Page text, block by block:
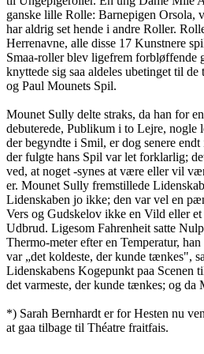
ganske lille Rolle: Barnepigen Orsola,
har aldrig set hende i andre Roller.
Herrenavne, alle disse 17 Kunstnere
Smaa-roller blev ligefrem forbløffende
knyttede sig saa aldeles ubetinget til
og Paul Mounets Spil.
Mounet Sully delte straks, da han for
debuterede, Publikum i to Lejre, nogle
der begyndte i Smil, er dog senere
der fulgte hans Spil var let forklarlig;
ved, at noget -synes at være eller vil
er. Mounet Sully fremstillede
Lidenskaben jo ikke; den var vel en
Vers og Gudskelov ikke en Vild eller
Udbrud. Ligesom Fahrenheit satte
Thermo-meter efter en Temperatur,
var „det koldeste, der kunde tænkes",
Lidenskabens Kogepunkt paa Scenen
det varmeste, der kunde tænkes; og
*) Sarah Bernhardt er for Hesten nu
at gaa tilbage til Théatre fraitfais.